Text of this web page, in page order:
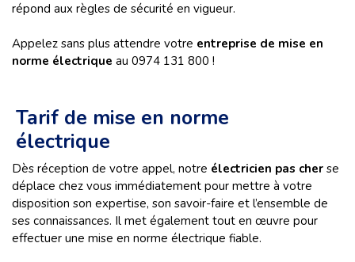
répond aux règles de sécurité en vigueur.
Appelez sans plus attendre votre entreprise de mise en
norme électrique au 0974 131 800 !
Tarif de mise en norme
électrique
Dès réception de votre appel, notre électricien pas cher se
déplace chez vous immédiatement pour mettre à votre
disposition son expertise, son savoir-faire et l’ensemble de
ses connaissances. Il met également tout en œuvre pour
effectuer une mise en norme électrique fiable.